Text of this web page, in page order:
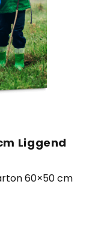
Liggend
60×50 cm